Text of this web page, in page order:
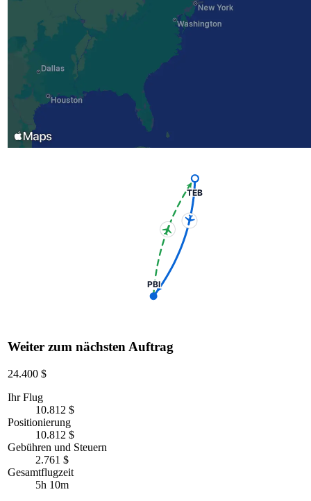
TEB
PBI
Weiter zum nächsten Auftrag
24.400 $
Ihr Flug
10.812 $
Positionierung
10.812 $
Gebühren und Steuern
2.761 $
Gesamtflugzeit
5h 10m